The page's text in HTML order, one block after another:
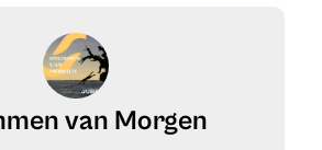
van Morgen